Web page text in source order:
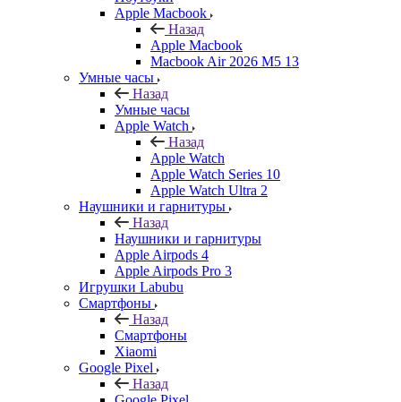
Apple Macbook
Назад
Apple Macbook
Macbook Air 2026 M5 13
Умные часы
Назад
Умные часы
Apple Watch
Назад
Apple Watch
Apple Watch Series 10
Apple Watch Ultra 2
Наушники и гарнитуры
Назад
Наушники и гарнитуры
Apple Airpods 4
Apple Airpods Pro 3
Игрушки Labubu
Смартфоны
Назад
Смартфоны
Xiaomi
Google Pixel
Назад